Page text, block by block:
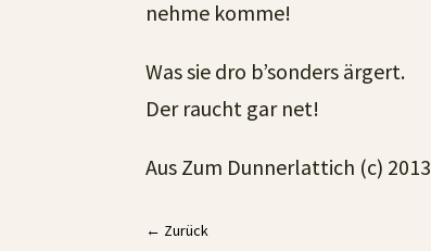
nehme komme!
Was sie dro b’sonders ärgert.
Der raucht gar net!
Aus Zum Dunnerlattich (c) 2013
← Zurück